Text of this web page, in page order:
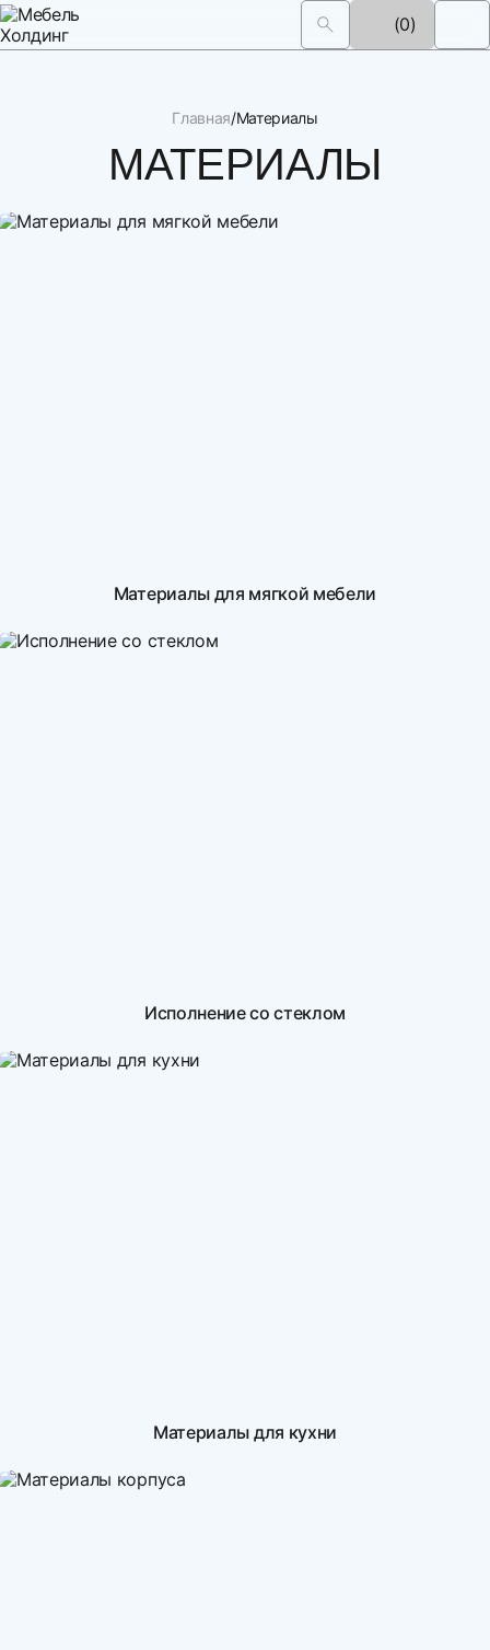
(0)
Главная Материалы
МАТЕРИАЛЫ
Материалы для мягкой мебели
Исполнение со стеклом
Материалы для кухни